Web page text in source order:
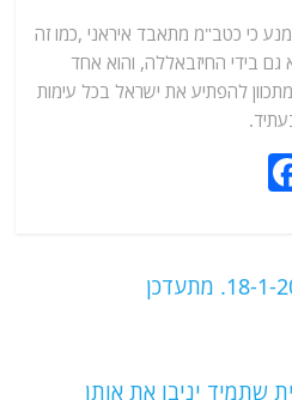
כי כטב"מ מתאבד איראני ,כמו זה
בידי החיזבאללה, והוא אחד
להפתיע את ישראל בכל עימות
e
שתמיד יניבו את אותן